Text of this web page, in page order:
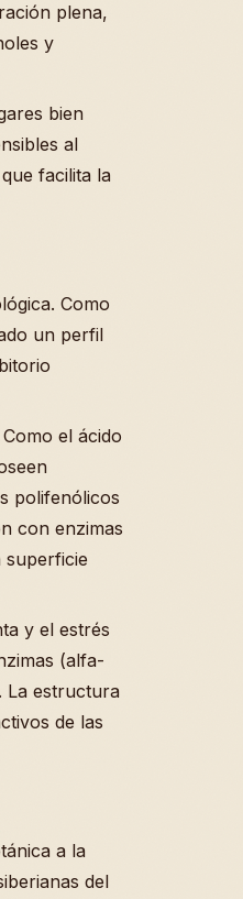
plena,
y
bien
al
facilita la
Como
un perfil
Como el ácido
polifenólicos
con enzimas
superficie
y el estrés
(alfa-
La estructura
de las
a la
del